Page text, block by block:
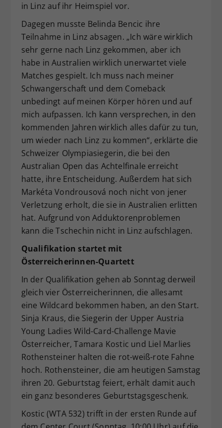
in Linz auf ihr Heimspiel vor.
Dagegen musste Belinda Bencic ihre
Teilnahme in Linz absagen. „Ich wäre wirklich
sehr gerne nach Linz gekommen, aber ich
habe in Australien wirklich unerwartet viele
Matches gespielt. Ich muss nach meiner
Schwangerschaft und dem Comeback
unbedingt auf meinen Körper hören und auf
mich aufpassen. Ich kann versprechen, in den
kommenden Jahren wirklich alles dafür zu tun,
um wieder nach Linz zu kommen“, erklärte die
Schweizer Olympiasiegerin, die bei den
Australian Open das Achtelfinale erreicht
hatte, ihre Entscheidung. Außerdem hat sich
Markéta Vondrousová noch nicht von jener
Verletzung erholt, die sie in Australien erlitten
hat. Aufgrund von Adduktorenproblemen
kann die Tschechin nicht in Linz aufschlagen.
Qualifikation startet mit
Österreicherinnen-Quartett
In der Qualifikation gehen ab Sonntag derweil
gleich vier Österreicherinnen, die allesamt
eine Wildcard bekommen haben, an den Start.
Sinja Kraus, die Siegerin der Upper Austria
Young Ladies Wild-Card-Challenge Mavie
Österreicher, Tamara Kostic und Liel Marlies
Rothensteiner halten die rot-weiß-rote Fahne
hoch. Rothensteiner, die am heutigen Samstag
ihren 20. Geburtstag feiert, erhält damit auch
ein ganz besonderes Geburtstagsgeschenk.
Kostic (WTA 532) trifft in der ersten Runde auf